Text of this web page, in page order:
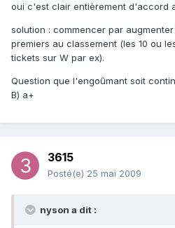
oui c'est clair entièrement d'accord
solution : commencer par
premiers au classement (les 10 ou
tickets sur W par ex).
Question que l'engoûmant soit
B) a+
3615
Posté(e) 25 mai 2009
nyson a dit :